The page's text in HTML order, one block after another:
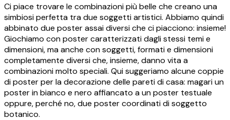
Ci piace trovare le combinazioni più belle che creano una
simbiosi perfetta tra due soggetti artistici. Abbiamo quindi
abbinato due poster assai diversi che ci piacciono: insieme!
Giochiamo con poster caratterizzati dagli stessi temi e
dimensioni, ma anche con soggetti, formati e dimensioni
completamente diversi che, insieme, danno vita a
combinazioni molto speciali. Qui suggeriamo alcune coppie
di poster per la decorazione delle pareti di casa: magari un
poster in bianco e nero affiancato a un poster testuale
oppure, perché no, due poster coordinati di soggetto
botanico.